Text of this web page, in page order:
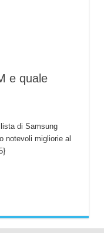
e quale
di Samsung
notevoli migliorie al